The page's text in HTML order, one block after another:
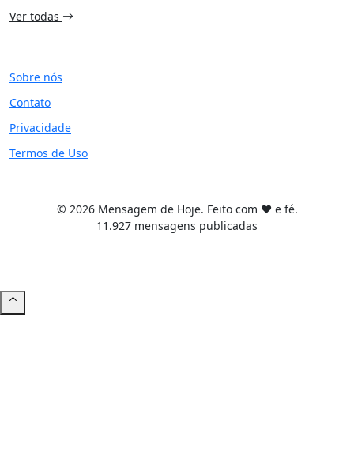
Ver todas
Sobre nós
Contato
Privacidade
Termos de Uso
© 2026 Mensagem de Hoje. Feito com ❤️ e fé.
11.927 mensagens publicadas